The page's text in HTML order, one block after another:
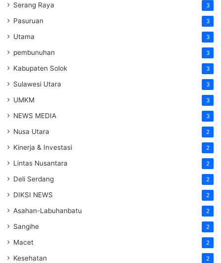
Serang Raya 3
Pasuruan 3
Utama 3
pembunuhan 3
Kabupaten Solok 3
Sulawesi Utara 3
UMKM 3
NEWS MEDIA 3
Nusa Utara 2
Kinerja & Investasi 2
Lintas Nusantara 2
Deli Serdang 2
DIKSI NEWS 2
Asahan-Labuhanbatu 2
Sangihe 2
Macet 2
Kesehatan 2